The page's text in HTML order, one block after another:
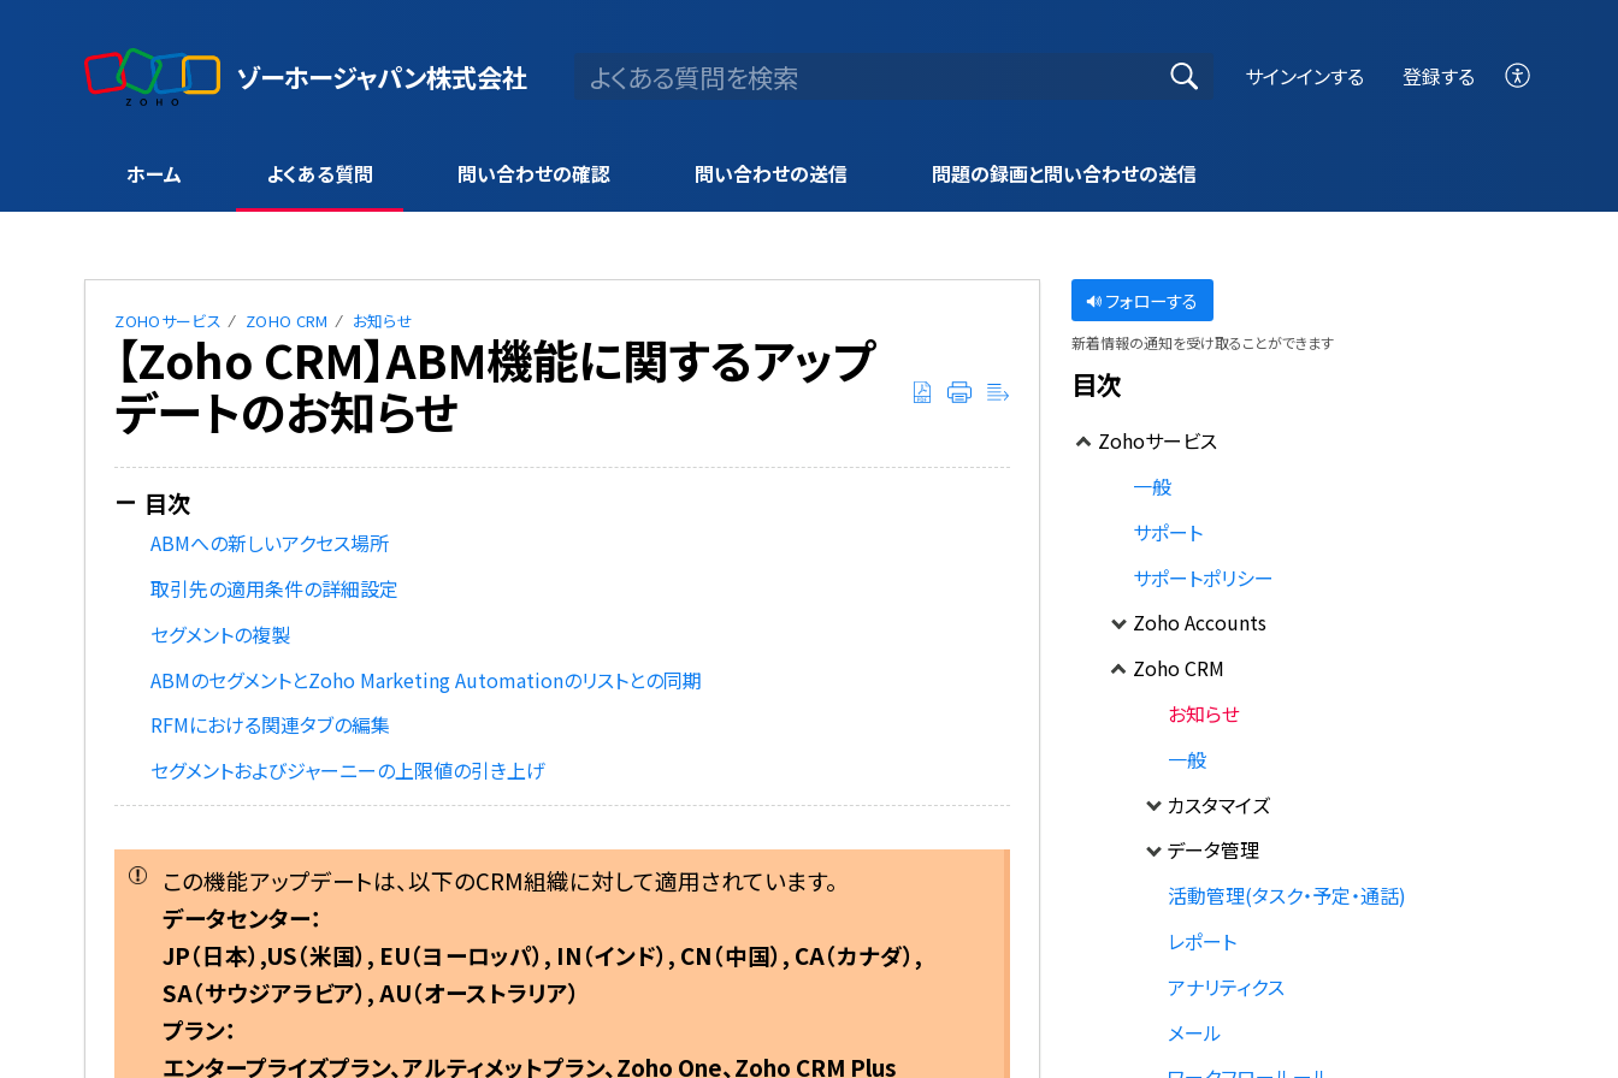
ゾーホージャパン株式会社 サインインする 登録する
ホーム よくある質問 問い合わせの確認 問い合わせの送信 問題の録画と問い合わせの送信
ZOHOサービス ZOHO CRM お知らせ
【Zoho CRM】ABM機能に関するアップ
デートのお知らせ
ABMへの新しいアクセス場所
取引先の適用条件の詳細設定
セグメントの複製
ABMのセグメントとZoho Marketing Automationのリストとの同期
RFMにおける関連タブの編集
セグメントおよびジャーニーの上限値の引き上げ
この機能アップデートは、以下のCRM組織に対して適用されています。
データセンター：
JP（日本）,US（米国）, EU（ヨーロッパ）, IN（インド）, CN（中国）, CA（カナダ）,
SA（サウジアラビア）, AU（オーストラリア）
プラン：
エンタープライズプラン、アルティメットプラン、Zoho One、Zoho CRM Plus
フォローする
新着情報の通知を受け取ることができます
目次
Zohoサービス
一般
サポート
サポートポリシー
Zoho Accounts
Zoho CRM
お知らせ
一般
カスタマイズ
データ管理
活動管理(タスク・予定・通話)
レポート
アナリティクス
メール